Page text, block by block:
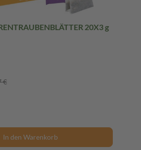
20X3 g
€
In den Warenkorb